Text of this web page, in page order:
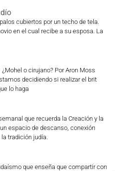
cubiertos por un techo de tela.
en el cual recibe a su esposa. La
o cirujano? Por Aron Moss
decidiendo si realizar el brit
lo haga
que recuerda la Creación y la
espacio de descanso, conexión
tradición judía.
que enseña que compartir con